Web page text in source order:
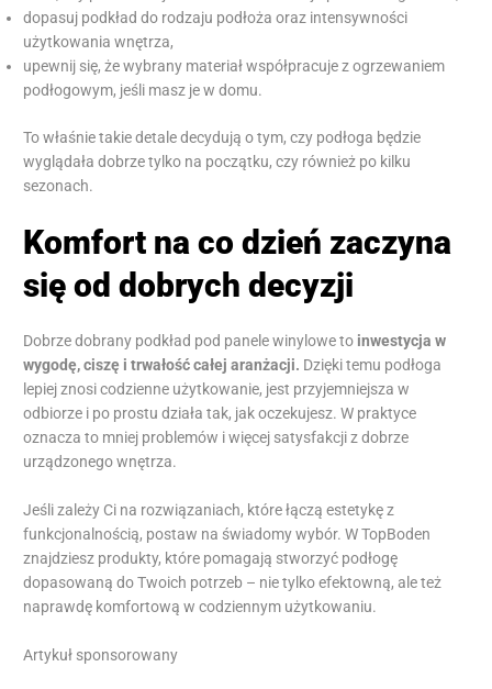
dopasuj podkład do rodzaju podłoża oraz intensywności
użytkowania wnętrza,
upewnij się, że wybrany materiał współpracuje z ogrzewaniem
podłogowym, jeśli masz je w domu.
To właśnie takie detale decydują o tym, czy podłoga będzie
wyglądała dobrze tylko na początku, czy również po kilku
sezonach.
Komfort na co dzień zaczyna
się od dobrych decyzji
Dobrze dobrany podkład pod panele winylowe to inwestycja w
wygodę, ciszę i trwałość całej aranżacji. Dzięki temu podłoga
lepiej znosi codzienne użytkowanie, jest przyjemniejsza w
odbiorze i po prostu działa tak, jak oczekujesz. W praktyce
oznacza to mniej problemów i więcej satysfakcji z dobrze
urządzonego wnętrza.
Jeśli zależy Ci na rozwiązaniach, które łączą estetykę z
funkcjonalnością, postaw na świadomy wybór. W TopBoden
znajdziesz produkty, które pomagają stworzyć podłogę
dopasowaną do Twoich potrzeb – nie tylko efektowną, ale też
naprawdę komfortową w codziennym użytkowaniu.
Artykuł sponsorowany